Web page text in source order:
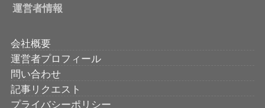
運営者情報
会社概要
運営者プロフィール
問い合わせ
記事リクエスト
プライバシーポリシー